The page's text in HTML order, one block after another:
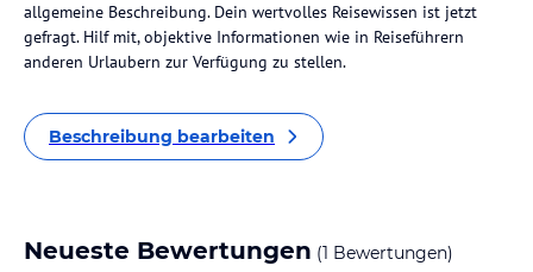
allgemeine Beschreibung. Dein wertvolles Reisewissen ist jetzt
gefragt. Hilf mit, objektive Informationen wie in Reiseführern
anderen Urlaubern zur Verfügung zu stellen.
Beschreibung bearbeiten
Neueste Bewertungen (1 Bewertungen)